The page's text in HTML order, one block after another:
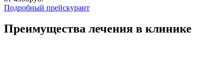
Подробный прейскурант
Преимущества лечения в клинике